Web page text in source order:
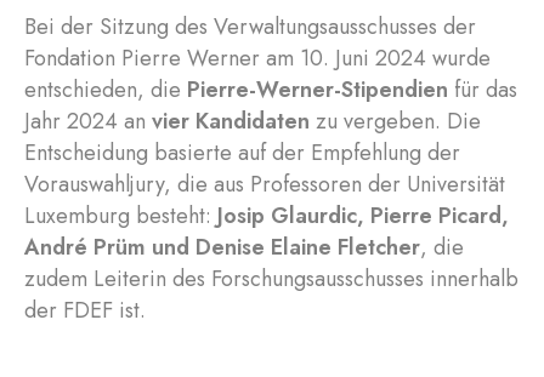
Bei der Sitzung des Verwaltungsausschusses der
Fondation Pierre Werner am 10. Juni 2024 wurde
entschieden, die Pierre-Werner-Stipendien für das
Jahr 2024 an vier Kandidaten zu vergeben. Die
Entscheidung basierte auf der Empfehlung der
Vorauswahljury, die aus Professoren der Universität
Luxemburg besteht: Josip Glaurdic, Pierre Picard,
André Prüm und Denise Elaine Fletcher, die
zudem Leiterin des Forschungsausschusses innerhalb
der FDEF ist.